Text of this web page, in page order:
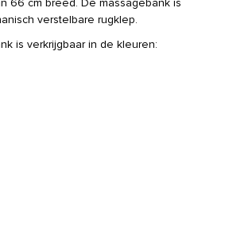
66 cm breed. De massagebank is
verstelbare rugklep.
is verkrijgbaar in de kleuren: